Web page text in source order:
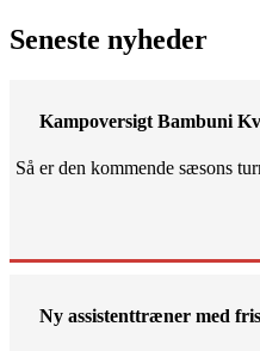
Seneste nyheder
Kampoversigt Bambuni
Så er den kommende sæsons
Ny assistenttræner med